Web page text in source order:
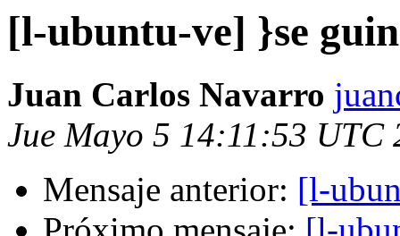
[l-ubuntu-ve] }se
Juan Carlos Navarro
Jue Mayo 5 14:11:53 UTC
Mensaje anterior: [l-